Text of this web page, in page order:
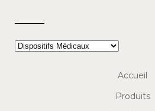
Accueil
Produits